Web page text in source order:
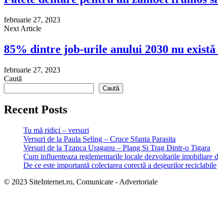
februarie 27, 2023
Next Article
85% dintre job-urile anului 2030 nu există
februarie 27, 2023
Caută
Caută
Recent Posts
Tu mă ridici – versuri
Versuri de la Paula Seling – Cruce Sfanta Parasita
Versuri de la Tzanca Uraganu – Plang Si Trag Dintr-o Tigara
Cum influenteaza reglementarile locale dezvoltarile imobiliare
De ce este importantă colectarea corectă a deșeurilor reciclabile
© 2023 SiteInternet.ro, Comunicate - Advertoriale